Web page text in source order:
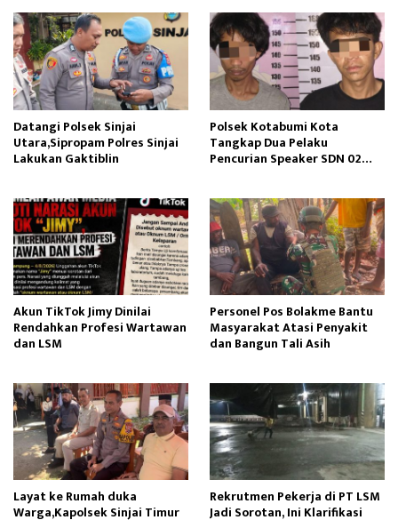
Datangi Polsek Sinjai
Utara,Sipropam Polres Sinjai
Lakukan Gaktiblin
Polsek Kotabumi Kota
Tangkap Dua Pelaku
Pencurian Speaker SDN 02
Akun TikTok Jimy Dinilai
Rendahkan Profesi Wartawan
dan LSM
Personel Pos Bolakme Bantu
Masyarakat Atasi Penyakit
dan Bangun Tali Asih
Layat ke Rumah duka
Warga,Kapolsek Sinjai Timur
Rekrutmen Pekerja di PT LSM
Jadi Sorotan, Ini Klarifikasi